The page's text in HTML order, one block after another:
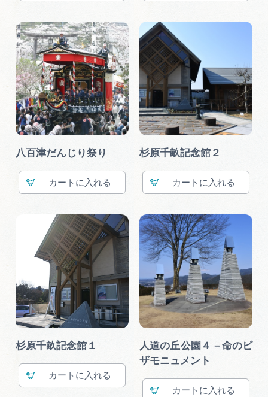
八百津だんじり祭り
カート
杉原千畝記念館２
カート
杉原千畝記念館１
カート
人道の丘公園４－命のビ
ザモニュメント
カート